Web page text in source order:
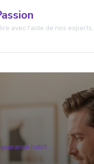
avec l'aide de nos experts.
habit...